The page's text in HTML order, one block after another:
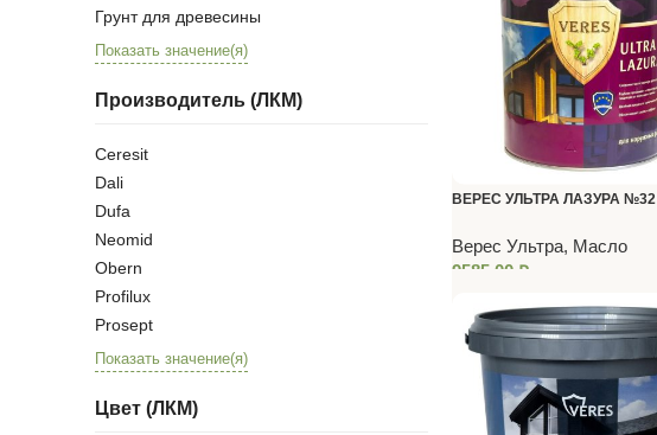
Грунт для древесины
Показать значение(я)
Производитель (ЛКМ)
Ceresit
Dali
Dufa
Neomid
Obern
Profilux
Prosept
Показать значение(я)
Цвет (ЛКМ)
ВЕРЕС УЛЬТРА ЛАЗУРА №32
Верес Ультра, Масло
9585,00 ₽